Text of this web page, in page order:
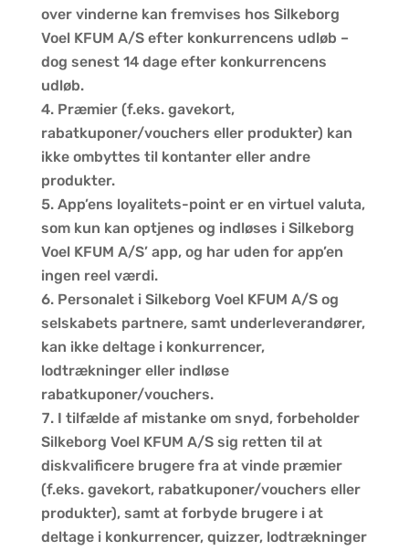
over vinderne kan fremvises hos Silkeborg
Voel KFUM A/S efter konkurrencens udløb –
dog senest 14 dage efter konkurrencens
udløb.
Præmier (f.eks. gavekort,
rabatkuponer/vouchers eller produkter) kan
ikke ombyttes til kontanter eller andre
produkter.
App’ens loyalitets-point er en virtuel valuta,
som kun kan optjenes og indløses i Silkeborg
Voel KFUM A/S’ app, og har uden for app’en
ingen reel værdi.
Personalet i Silkeborg Voel KFUM A/S og
selskabets partnere, samt underleverandører,
kan ikke deltage i konkurrencer,
lodtrækninger eller indløse
rabatkuponer/vouchers.
I tilfælde af mistanke om snyd, forbeholder
Silkeborg Voel KFUM A/S sig retten til at
diskvalificere brugere fra at vinde præmier
(f.eks. gavekort, rabatkuponer/vouchers eller
produkter), samt at forbyde brugere i at
deltage i konkurrencer, quizzer, lodtrækninger